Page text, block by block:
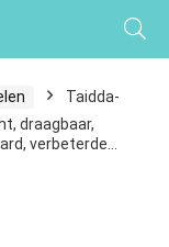
Taidda-
draagbaar,
verbeterde…